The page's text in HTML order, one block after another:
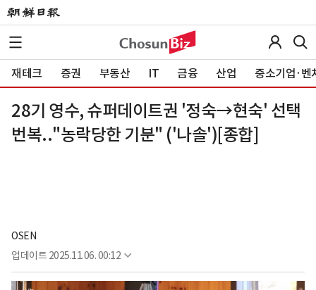
재테크 증권 부동산 IT 금융 산업 중소기업·벤
28기 영수, 슈퍼데이트권 '정숙→현숙' 선택
번복.."농락당한 기분" ('나솔')[종합]
OSEN
업데이트 2025.11.06. 00:12